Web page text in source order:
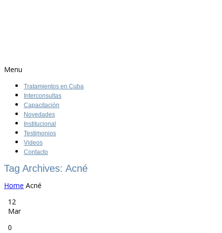
Menu
Tratamientos en Cuba
Interconsultas
Capacitación
Novedades
Institucional
Testimonios
Videos
Contacto
Tag Archives: Acné
Home Acné
12
Mar
0